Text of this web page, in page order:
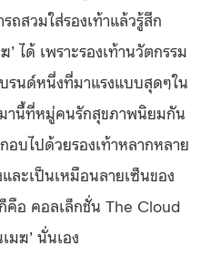
ถสวมใส่รองเท้าแล้วรู้สึก
ได้ เพราะรองเท้านวัตกรรม
รนด์หนึ่งที่มาแรงแบบสุดๆใน
มานี้ที่หมู่คนรักสุขภาพนิยมกัน
อบไปด้วยรองเท้าหลากหลาย
ละเป็นเหมือนลายเซ็นของ
คือ คอลเล็กชั่น The Cloud
มฆ’ นั่นเอง